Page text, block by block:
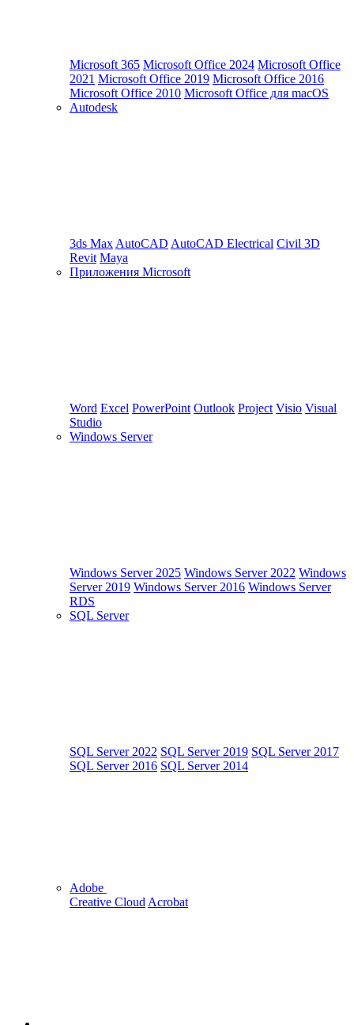
Microsoft 365 Microsoft Office 2024 Microsoft Office
2021 Microsoft Office 2019 Microsoft Office 2016
Microsoft Office 2010 Microsoft Office для macOS
Autodesk
3ds Max AutoCAD AutoCAD Electrical Civil 3D
Revit Maya
Приложения Microsoft
Word Excel PowerPoint Outlook Project Visio Visual
Studio
Windows Server
Windows Server 2025 Windows Server 2022 Windows
Server 2019 Windows Server 2016 Windows Server
RDS
SQL Server
SQL Server 2022 SQL Server 2019 SQL Server 2017
SQL Server 2016 SQL Server 2014
Adobe
Creative Cloud Acrobat